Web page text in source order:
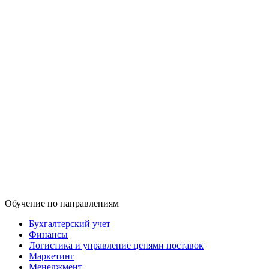
Обучение по направлениям
Бухгалтерский учет
Финансы
Логистика и управление цепями поставок
Маркетинг
Менеджмент